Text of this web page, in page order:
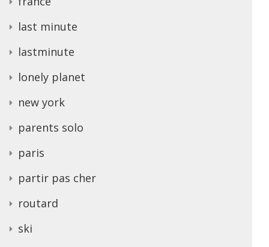
last minute
lastminute
lonely planet
new york
parents solo
paris
partir pas cher
routard
ski